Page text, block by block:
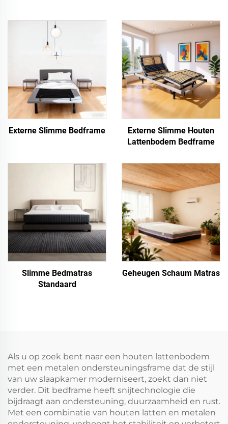
Externe Slimme Bedframe
Externe Slimme Houten
Lattenbodem Bedframe
Slimme Bedmatras
Standaard
Geheugen Schaum Matras
Als u op zoek bent naar een houten lattenbodem
met een metalen ondersteuningsframe dat de stijl
van uw slaapkamer moderniseert, zoekt dan niet
verder. Dit bedframe heeft snijtechnologie die
bijdraagt aan ondersteuning, duurzaamheid en rust.
Met een combinatie van houten latten en metalen